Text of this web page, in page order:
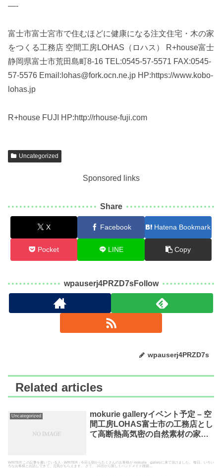
—-
富士市富士宮市で住むほどに健康になる注文住宅・木の家
をつくる工務店 空間工房LOHAS（ロハス） R+house富士
静岡県富士市荒田島町8-16 TEL:0545-57-5571 FAX:0545-
57-5576 Email:lohas@fork.ocn.ne.jp HP:https://www.kobo-
lohas.jp
R+house FUJI HP:http://rhouse-fuji.com
Uncategorized
Sponsored links
Share
X Facebook Hatena Bookmark
Pocket LINE Copy
wpauserj4PRZD7sFollow
wpauserj4PRZD7s
Related articles
Uncategorized
mokurie galleryイベント予定 – 空
間工房LOHAS富士市の工務店とし
て高断熱高気密の自然素材の家を
WRITER この記事を書いている人 - WRITER - 今日も朝からたくさんのお客様が mokurie galleryに来て頂けました。 毎日、いろい
ろなお客様とお話しできて、元気がもらえます。 さて、 10月から新しくハンドメイド雑貨...